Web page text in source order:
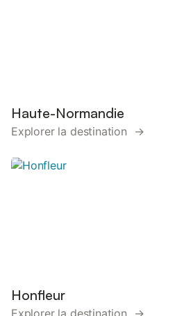
Haute-Normandie
Explorer la destination →
Honfleur
Explorer la destination →